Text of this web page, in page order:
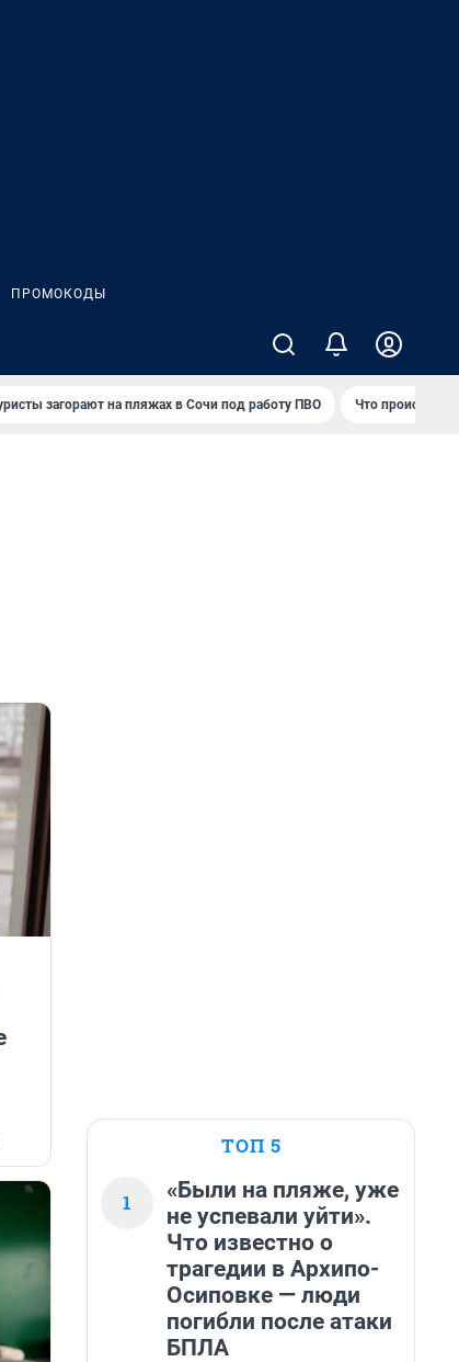
ПРОМОКОДЫ
загорают на пляжах в Сочи под работу ПВО Что происходит
ТОП 5
1
«Были на пляже, уже
не успевали уйти».
Что известно о
трагедии в Архипо-
Осиповке — люди
погибли после атаки
БПЛА